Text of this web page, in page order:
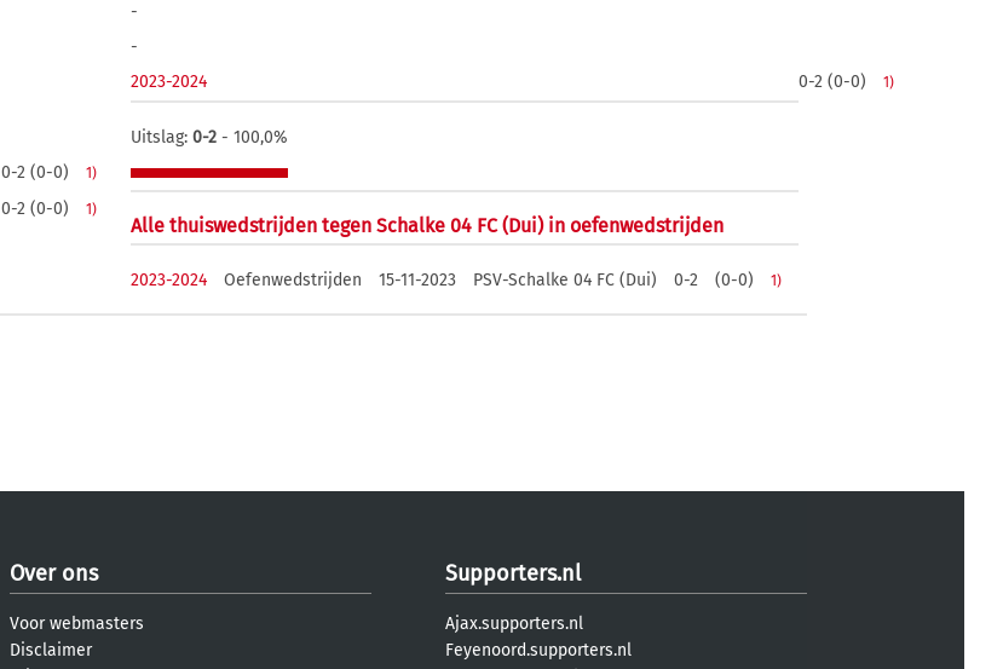
-
-
2023-2024 0-2 (0-0) 1)
0-2 (0-0) 1)
0-2 (0-0) 1)
Uitslag: 0-2 - 100,0%
Alle thuiswedstrijden tegen Schalke 04 FC (Dui) in oefenwedstrijden
2023-2024 Oefenwedstrijden 15-11-2023 PSV-Schalke 04 FC (Dui) 0-2 (0-0) 1)
Over ons
Voor webmasters
Disclaimer
Supporters.nl
Ajax.supporters.nl
Feyenoord.supporters.nl